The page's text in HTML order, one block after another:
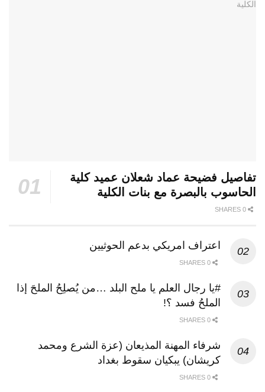
تفاصيل فضيحة عماد شعلان عميد كلية
الحاسوب بالبصرة مع بنات الكلية
اعتراف امريكي بدعم الحوثيين
#يا رجال العلم يا ملح البلد …من يُصلِحُ الملحَ إذا
الملحُ فسد ؟!
شرفاء المهنة المذيعان (عزة الشرع ومحمد
كريشان) يبكيان سقوط بغداد